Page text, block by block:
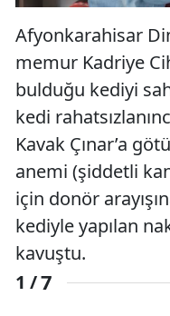
Afyonkarahisar
memur Kadriye
bulduğu kediyi
kedi
Kavak Çınar’a
anemi (şiddetli
için donör
kediyle yapılan
kavuştu.
1 /7